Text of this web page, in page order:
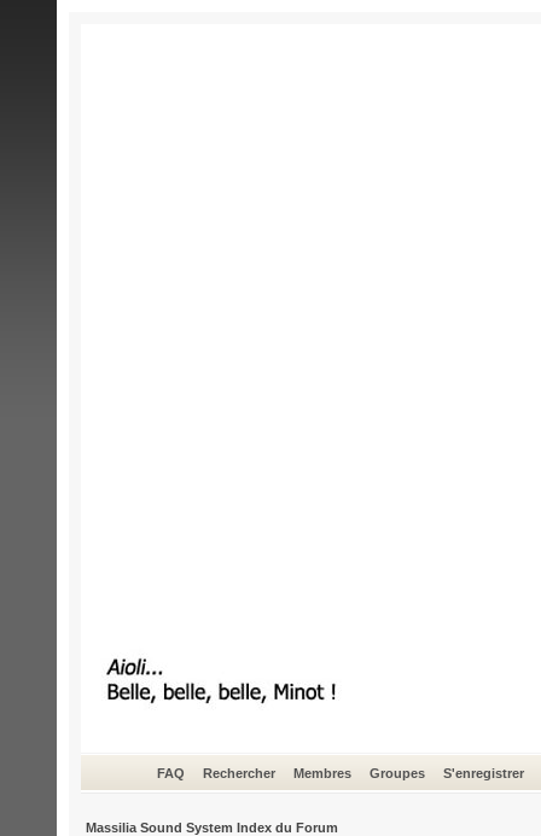
FAQ Rechercher Membres Groupes S'enregistrer
Massilia Sound System Index du Forum